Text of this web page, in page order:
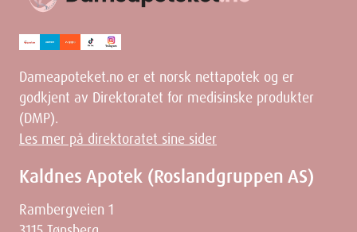
Dameapoteket.no er et norsk nettapotek og er
godkjent av Direktoratet for medisinske produkter
(DMP).
Les mer på direktoratet sine sider
Kaldnes Apotek (Roslandgruppen AS)
Rambergveien 1